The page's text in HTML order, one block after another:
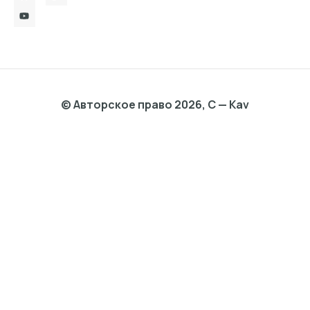
© Авторское право 2026, C — Kav